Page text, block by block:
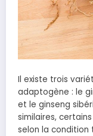
Il existe trois
adaptogène : le
et le ginseng
similaires,
selon la condition